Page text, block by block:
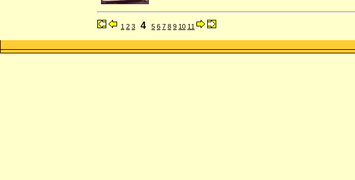
1 2 3 4 5 6 7 8 9 10 11